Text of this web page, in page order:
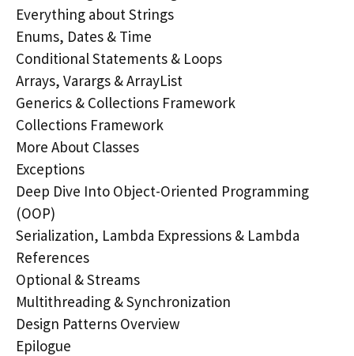
Everything about Strings
Enums, Dates & Time
Conditional Statements & Loops
Arrays, Varargs & ArrayList
Generics & Collections Framework
Collections Framework
More About Classes
Exceptions
Deep Dive Into Object-Oriented Programming
(OOP)
Serialization, Lambda Expressions & Lambda
References
Optional & Streams
Multithreading & Synchronization
Design Patterns Overview
Epilogue